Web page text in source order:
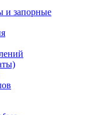
и запорные